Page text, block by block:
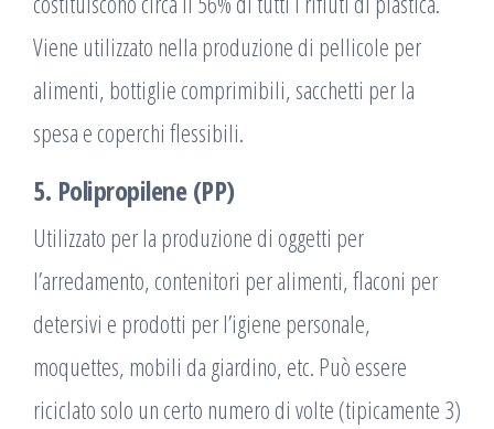
Viene utilizzato nella produzione di pellicole per
alimenti, bottiglie comprimibili, sacchetti per la
spesa e coperchi flessibili.
5. Polipropilene (PP)
Utilizzato per la produzione di oggetti per
l’arredamento, contenitori per alimenti, flaconi per
detersivi e prodotti per l’igiene personale,
moquettes, mobili da giardino, etc. Può essere
riciclato solo un certo numero di volte (tipicamente 3)